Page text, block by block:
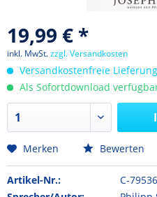
19,99 € *
inkl. MwSt.zzgl. Versandkosten
Versandkostenfreie
Als Sofortdownload
Merken Bewerten
Artikel-Nr.:
C-